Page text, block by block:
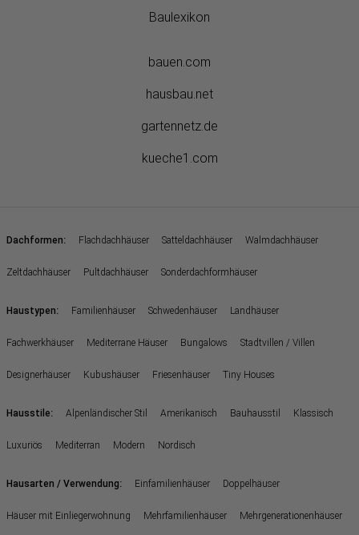
Baulexikon
bauen.com
hausbau.net
gartennetz.de
kueche1.com
Dachformen: Flachdachhäuser Satteldachhäuser Walmdachhäuser
Zeltdachhäuser Pultdachhäuser Sonderdachformhäuser
Haustypen: Familienhäuser Schwedenhäuser Landhäuser
Fachwerkhäuser Mediterrane Häuser Bungalows Stadtvillen / Villen
Designerhäuser Kubushäuser Friesenhäuser Tiny Houses
Hausstile: Alpenländischer Stil Amerikanisch Bauhausstil Klassisch
Luxuriös Mediterran Modern Nordisch
Hausarten / Verwendung: Einfamilienhäuser Doppelhäuser
Häuser mit Einliegerwohnung Mehrfamilienhäuser Mehrgenerationenhäuser